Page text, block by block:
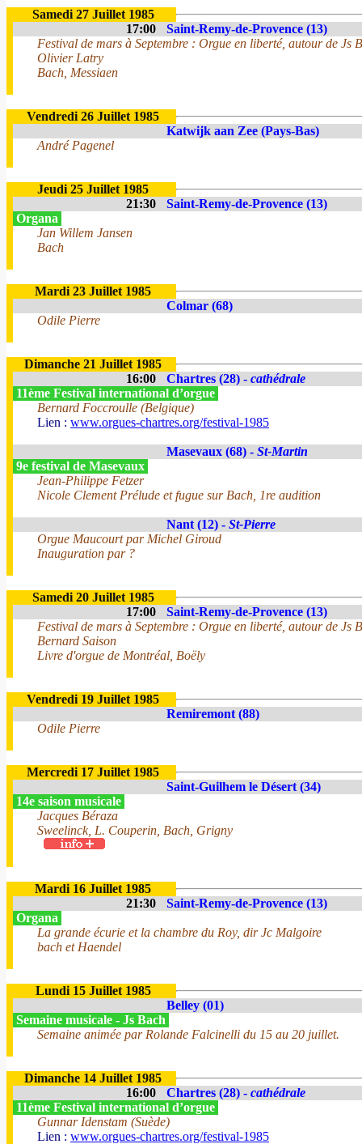
Samedi 27 Juillet 1985
17:00
Saint-Remy-de-Provence (13)
Festival de mars à Septembre : Orgue en liberté, autour de Js
Olivier Latry
Bach, Messiaen
Vendredi 26 Juillet 1985
Katwijk aan Zee (Pays-Bas)
André Pagenel
Jeudi 25 Juillet 1985
21:30
Saint-Remy-de-Provence (13)
Organa
Jan Willem Jansen
Bach
Mardi 23 Juillet 1985
Colmar (68)
Odile Pierre
Dimanche 21 Juillet 1985
16:00
Chartres (28) - cathédrale
11ème Festival international d’orgue
Bernard Foccroulle (Belgique)
Lien : www.orgues-chartres.org/festival-1985
Masevaux (68) - St-Martin
9e festival de Masevaux
Jean-Philippe Fetzer
Nicole Clement Prélude et fugue sur Bach, 1re audition
Nant (12) - St-Pierre
Orgue Maucourt par Michel Giroud
Inauguration par ?
Samedi 20 Juillet 1985
17:00
Saint-Remy-de-Provence (13)
Festival de mars à Septembre : Orgue en liberté, autour de Js
Bernard Saison
Livre d'orgue de Montréal, Boëly
Vendredi 19 Juillet 1985
Remiremont (88)
Odile Pierre
Mercredi 17 Juillet 1985
Saint-Guilhem le Désert (34)
14e saison musicale
Jacques Béraza
Sweelinck, L. Couperin, Bach, Grigny
Mardi 16 Juillet 1985
21:30
Saint-Remy-de-Provence (13)
Organa
La grande écurie et la chambre du Roy, dir Jc Malgoire
bach et Haendel
Lundi 15 Juillet 1985
Belley (01)
Semaine musicale - Js Bach
Semaine animée par Rolande Falcinelli du 15 au 20 juillet.
Dimanche 14 Juillet 1985
16:00
Chartres (28) - cathédrale
11ème Festival international d’orgue
Gunnar Idenstam (Suède)
Lien : www.orgues-chartres.org/festival-1985